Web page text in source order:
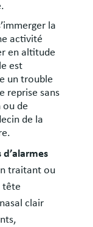
la
activité
en altitude
est
un trouble
reprise sans
ou de
de la
d’alarmes
traitant ou
tête
clair